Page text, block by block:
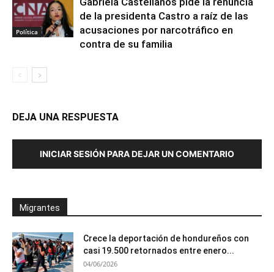
Política
de la presidenta Castro a raíz de las
acusaciones por narcotráfico en
contra de su familia
DEJA UNA RESPUESTA
INICIAR SESIÓN PARA DEJAR UN COMENTARIO
Migrantes
Crece la deportación de hondureños con
casi 19.500 retornados entre enero...
04/06/2026